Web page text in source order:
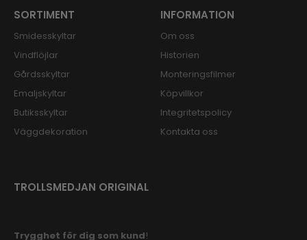
SORTIMENT
Smidesskyltar
Vindflöjlar
Gårdsskyltar
Emaljskyltar
Butiksskyltar
Väggdekoration
INFORMATION
Om oss
Historien
Monteringsfilmer
Köpvillkor
Integritetspolicy
Kontakta oss
TROLLSMEDJAN ORIGINAL
Trygghet för dig som kund!